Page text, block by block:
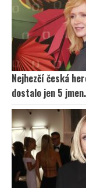
Nejhezčí česká
dostalo jen 5